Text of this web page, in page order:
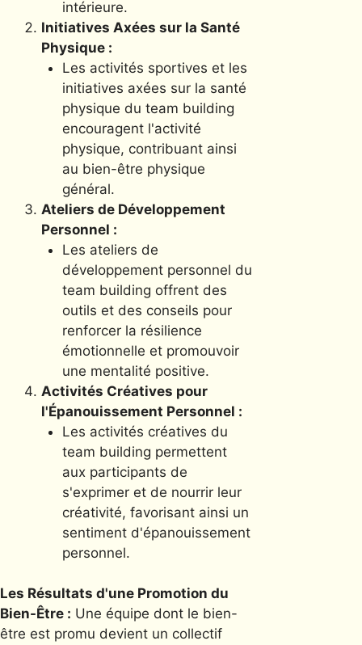
intérieure.
Initiatives Axées sur la Santé
Physique :
Les activités sportives et les
initiatives axées sur la santé
physique du team building
encouragent l'activité
physique, contribuant ainsi
au bien-être physique
général.
Ateliers de Développement
Personnel :
Les ateliers de
développement personnel du
team building offrent des
outils et des conseils pour
renforcer la résilience
émotionnelle et promouvoir
une mentalité positive.
Activités Créatives pour
l'Épanouissement Personnel :
Les activités créatives du
team building permettent
aux participants de
s'exprimer et de nourrir leur
créativité, favorisant ainsi un
sentiment d'épanouissement
personnel.
Les Résultats d'une Promotion du
Bien-Être : Une équipe dont le bien-
être est promu devient un collectif